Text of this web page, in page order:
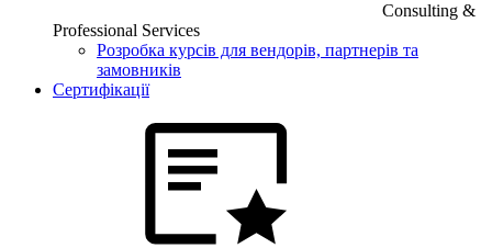
Consulting &
Professional Services
Розробка курсів для вендорів, партнерів та
замовників
Сертифікації